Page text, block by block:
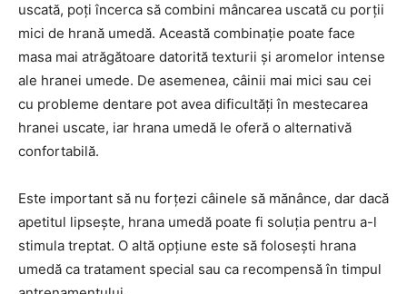
uscată, poți încerca să combini mâncarea uscată cu porții
mici de hrană umedă. Această combinație poate face
masa mai atrăgătoare datorită texturii și aromelor intense
ale hranei umede. De asemenea, câinii mai mici sau cei
cu probleme dentare pot avea dificultăți în mestecarea
hranei uscate, iar hrana umedă le oferă o alternativă
confortabilă.
Este important să nu forțezi câinele să mănânce, dar dacă
apetitul lipsește, hrana umedă poate fi soluția pentru a-l
stimula treptat. O altă opțiune este să folosești hrana
umedă ca tratament special sau ca recompensă în timpul